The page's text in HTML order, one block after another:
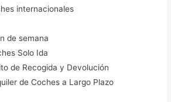
internacionales
de semana
Solo Ida
de Recogida y Devolución
de Coches a Largo Plazo